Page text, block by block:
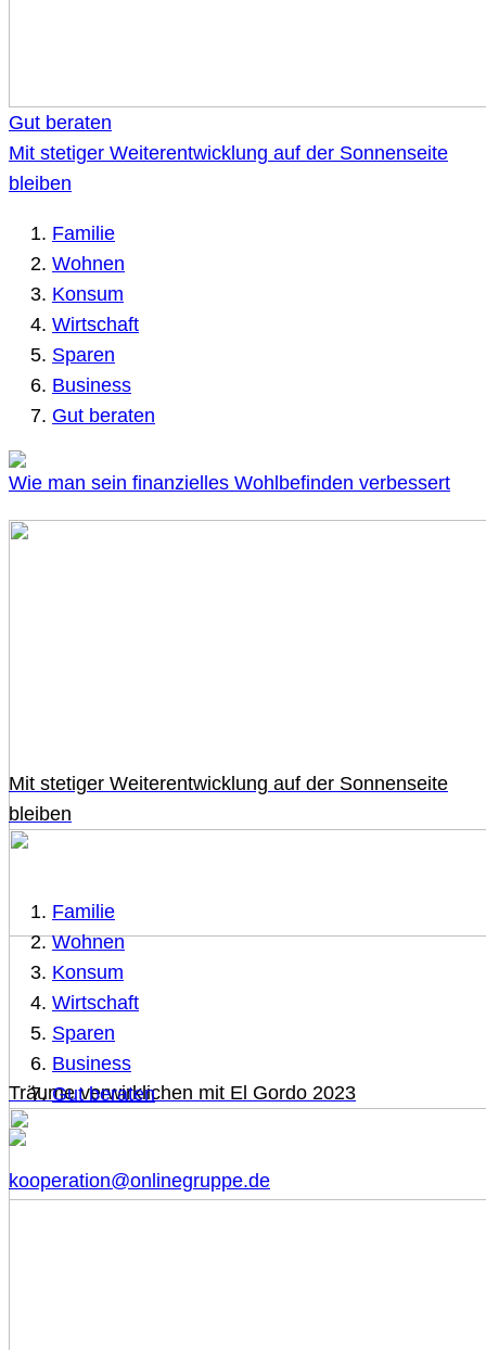
Gut beraten
Mit stetiger Weiterentwicklung auf der Sonnenseite
bleiben
Familie
Wohnen
Konsum
Wirtschaft
Sparen
Business
Gut beraten
Wie man sein finanzielles Wohlbefinden verbessert
Mit stetiger Weiterentwicklung auf der Sonnenseite
bleiben
Träume verwirklichen mit El Gordo 2023
Familie
Wohnen
Konsum
Wirtschaft
Sparen
Business
Gut beraten
kooperation@onlinegruppe.de